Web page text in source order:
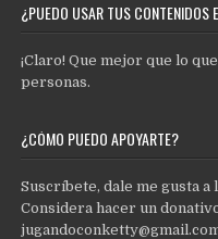
¿PUEDO USAR TUS CONTENIDOS
¡Claro! Que mejor que lo
personas.
¿CÓMO PUEDO APOYARTE?
Suscríbete, dale me gusta a
Considera hacer un